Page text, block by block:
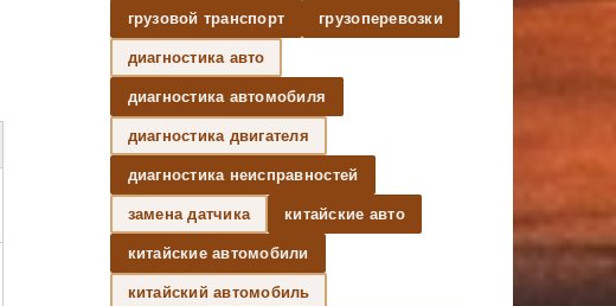
грузовой транспорт грузоперевозки
диагностика авто
диагностика автомобиля
диагностика двигателя
диагностика неисправностей
замена датчика китайские авто
китайские автомобили
китайский автомобиль